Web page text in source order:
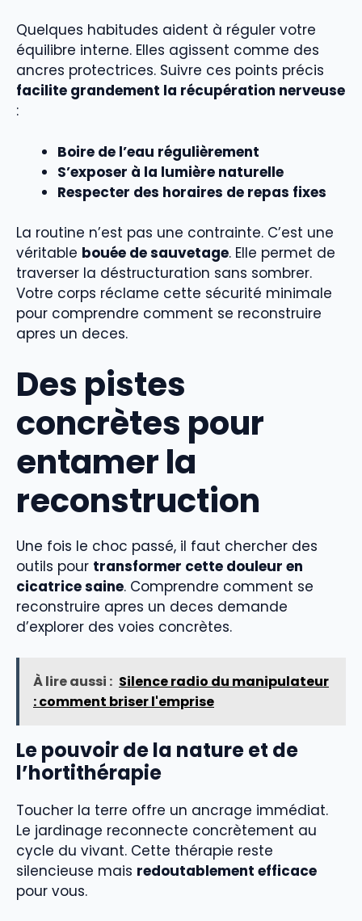
Quelques habitudes aident à réguler votre
équilibre interne. Elles agissent comme des
ancres protectrices. Suivre ces points précis
facilite grandement la récupération nerveuse
:
Boire de l’eau régulièrement
S’exposer à la lumière naturelle
Respecter des horaires de repas fixes
La routine n’est pas une contrainte. C’est une
véritable bouée de sauvetage. Elle permet de
traverser la déstructuration sans sombrer.
Votre corps réclame cette sécurité minimale
pour comprendre comment se reconstruire
apres un deces.
Des pistes
concrètes pour
entamer la
reconstruction
Une fois le choc passé, il faut chercher des
outils pour transformer cette douleur en
cicatrice saine. Comprendre comment se
reconstruire apres un deces demande
d’explorer des voies concrètes.
À lire aussi : Silence radio du manipulateur
: comment briser l'emprise
Le pouvoir de la nature et de
l’hortithérapie
Toucher la terre offre un ancrage immédiat.
Le jardinage reconnecte concrètement au
cycle du vivant. Cette thérapie reste
silencieuse mais redoutablement efficace
pour vous.